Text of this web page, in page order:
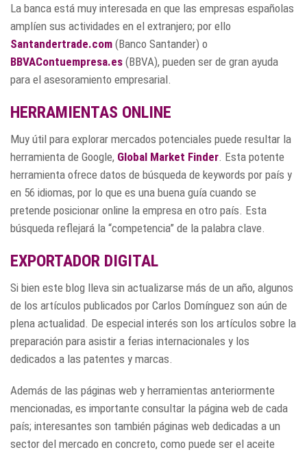
La banca está muy interesada en que las empresas españolas
amplíen sus actividades en el extranjero; por ello
Santandertrade.com (Banco Santander) o
BBVAContuempresa.es (BBVA), pueden ser de gran ayuda
para el asesoramiento empresarial.
HERRAMIENTAS ONLINE
Muy útil para explorar mercados potenciales puede resultar la
herramienta de Google, Global Market Finder . Esta potente
herramienta ofrece datos de búsqueda de keywords por país y
en 56 idiomas, por lo que es una buena guía cuando se
pretende posicionar online la empresa en otro país. Esta
búsqueda reflejará la “competencia” de la palabra clave.
EXPORTADOR DIGITAL
Si bien este blog lleva sin actualizarse más de un año, algunos
de los artículos publicados por Carlos Domínguez son aún de
plena actualidad. De especial interés son los artículos sobre la
preparación para asistir a ferias internacionales y los
dedicados a las patentes y marcas.
Además de las páginas web y herramientas anteriormente
mencionadas, es importante consultar la página web de cada
país; interesantes son también páginas web dedicadas a un
sector del mercado en concreto, como puede ser el aceite